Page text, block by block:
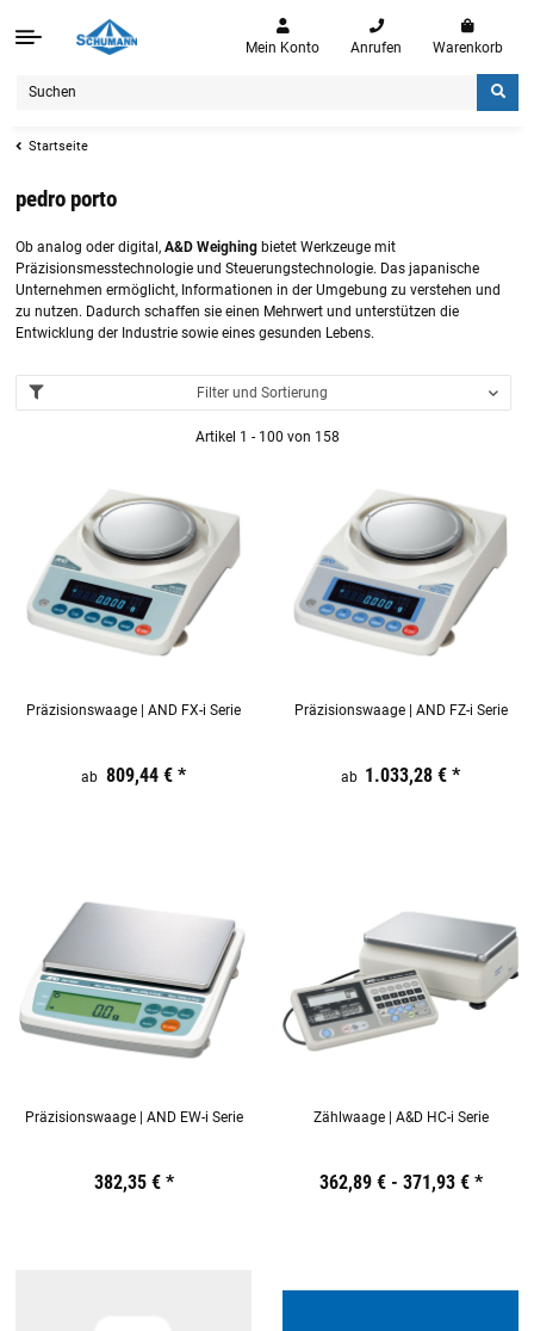
Mein Konto Anrufen Warenkorb
Startseite
pedro porto
Ob analog oder digital, A&D Weighing bietet Werkzeuge mit
Präzisionsmesstechnologie und Steuerungstechnologie. Das japanische
Unternehmen ermöglicht, Informationen in der Umgebung zu verstehen und
zu nutzen. Dadurch schaffen sie einen Mehrwert und unterstützen die
Entwicklung der Industrie sowie eines gesunden Lebens.
Filter und Sortierung
Artikel 1 - 100 von 158
Präzisionswaage | AND FX-i Serie
19,44 € inkl. 19% USt.
ab 809,44 € *
Präzisionswaage | AND FZ-i Serie
19,44 €inkl. 19% USt.
ab 1.033,28 €*
Präzisionswaage | AND EW-i Serie
19,44 €inkl. 19% USt.
382,35 € *
Zählwaage | A&D HC-i Serie
Preis:19,44 €inkl. 19% USt.
362,89 € - 371,93 € *